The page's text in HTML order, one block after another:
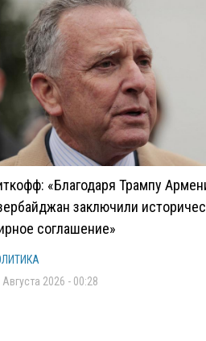
«Благодаря Трампу
заключили
соглашение»
Августа 2026 - 00:28